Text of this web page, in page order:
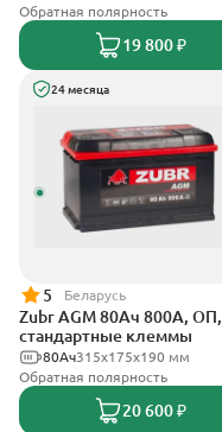
Обратная полярность
19 800 ₽
24 месяца
5 Беларусь
Zubr AGM 80Ач 800А, ОП,
стандартные клеммы
315x175x190 мм
80Ач
Обратная полярность
20 600 ₽